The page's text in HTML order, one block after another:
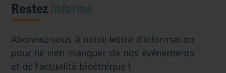
Restezinformé
Abonnez-vous à notre lettre d'information
pour ne rien manquer de nos événements
et de l'actualité bioéthique !